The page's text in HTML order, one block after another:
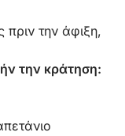
την άφιξη,
την κράτηση: